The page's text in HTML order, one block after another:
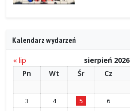
Kalendarz wydarzeń
« lip sierpień 2026
Pn
Wt Śr Cz
3
4 5 6